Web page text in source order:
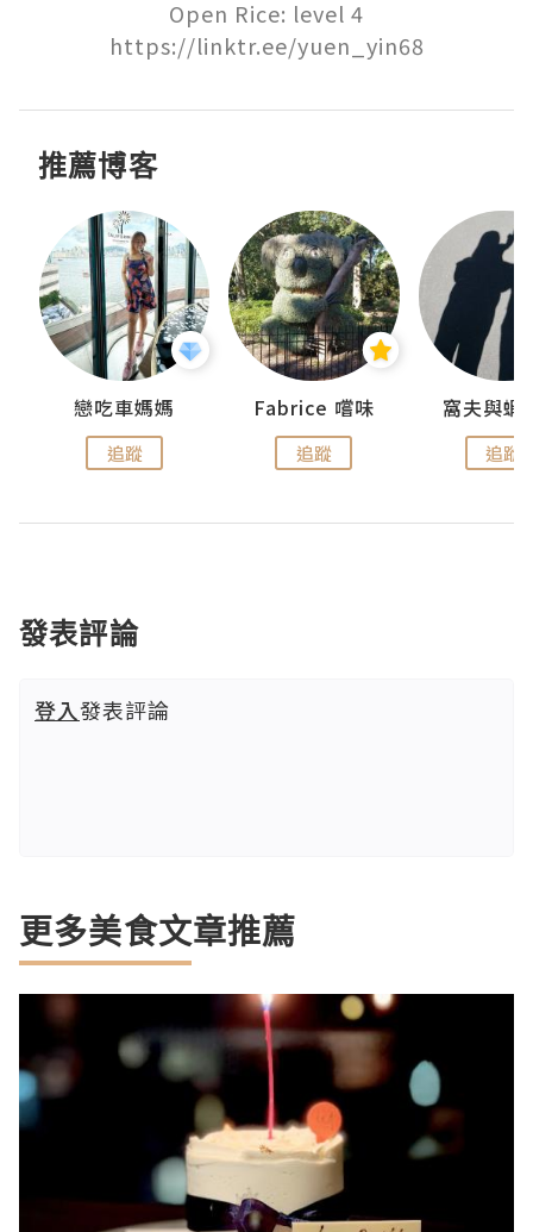
Open Rice: level 4
https://linktr.ee/yuen_yin68
推薦博客
戀吃車媽媽
追蹤
Fabrice 嚐味
追蹤
窩夫與蝦
追蹤
發表評論
登入發表評論
更多美食文章推薦